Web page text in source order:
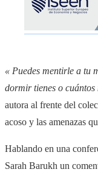
« Puedes mentirle a tu
dormir tienes o cuántos
autora al frente del
acoso y las amenazas
Hablando en una
Sarah Barukh un